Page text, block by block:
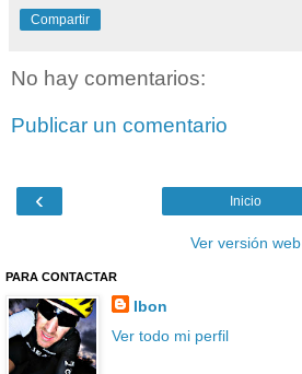
Compartir
No hay comentarios:
Publicar un comentario
‹ Inicio
Ver versión web
PARA CONTACTAR
Ibon
Ver todo mi perfil